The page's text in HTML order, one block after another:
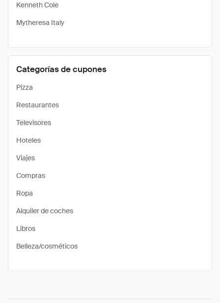
Kenneth Cole
Mytheresa Italy
Categorías de cupones
Pizza
Restaurantes
Televisores
Hoteles
Viajes
Compras
Ropa
Alquiler de coches
Libros
Belleza/cosméticos